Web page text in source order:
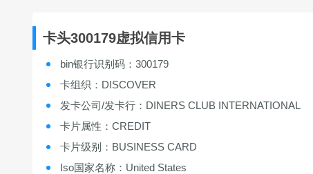
卡头300179虚拟信用卡
bin银行识别码：300179
卡组织：DISCOVER
发卡公司/发卡行：DINERS CLUB INTERNATIONAL
卡片属性：CREDIT
卡片级别：BUSINESS CARD
Iso国家名称：United States